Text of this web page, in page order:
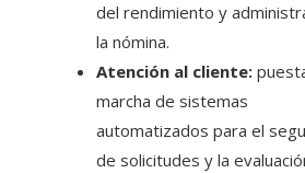
del rendimiento y
la nómina.
Atención al cliente:
marcha de sistemas
automatizados para el
de solicitudes y la